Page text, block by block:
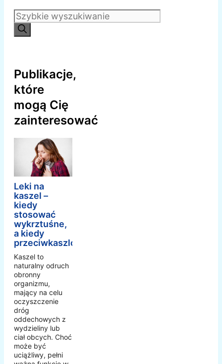
Szukaj:
Publikacje,
które
mogą Cię
zainteresować
Leki na
kaszel –
kiedy
stosować
wykrztuśne,
a kiedy
przeciwkaszlowe?
Kaszel to
naturalny odruch
obronny
organizmu,
mający na celu
oczyszczenie
dróg
oddechowych z
wydzieliny lub
ciał obcych. Choć
może być
uciążliwy, pełni